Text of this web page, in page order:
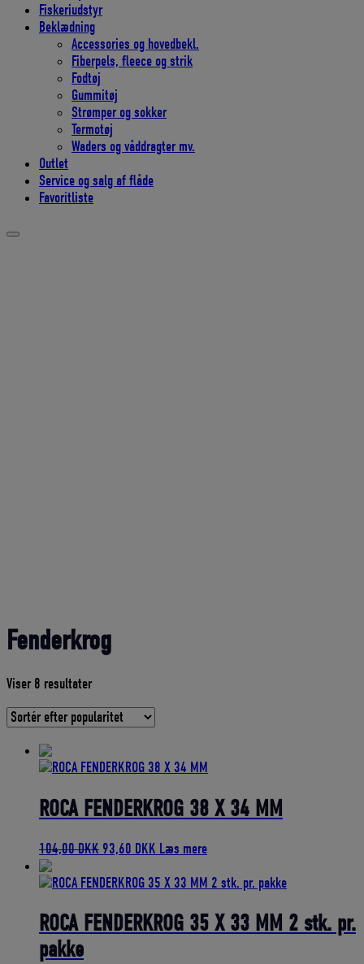
Fiskeriudstyr
Beklædning
Accessories og hovedbekl.
Fiberpels, fleece og strik
Fodtøj
Gummitøj
Strømper og sokker
Termotøj
Waders og våddragter mv.
Outlet
Service og salg af flåde
Favoritliste
Fenderkrog
Viser 8 resultaterSorteret
gennemsnitlig
ROCA FENDERKROG 38 X 34 MM
104,00DKK Den
pris
104,00 DKK.
93,60 DKK Den
pris
93,60 DKK.
Læs mere
ROCA FENDERKROG 35 X 33 MM 2 stk. pr.
pakke